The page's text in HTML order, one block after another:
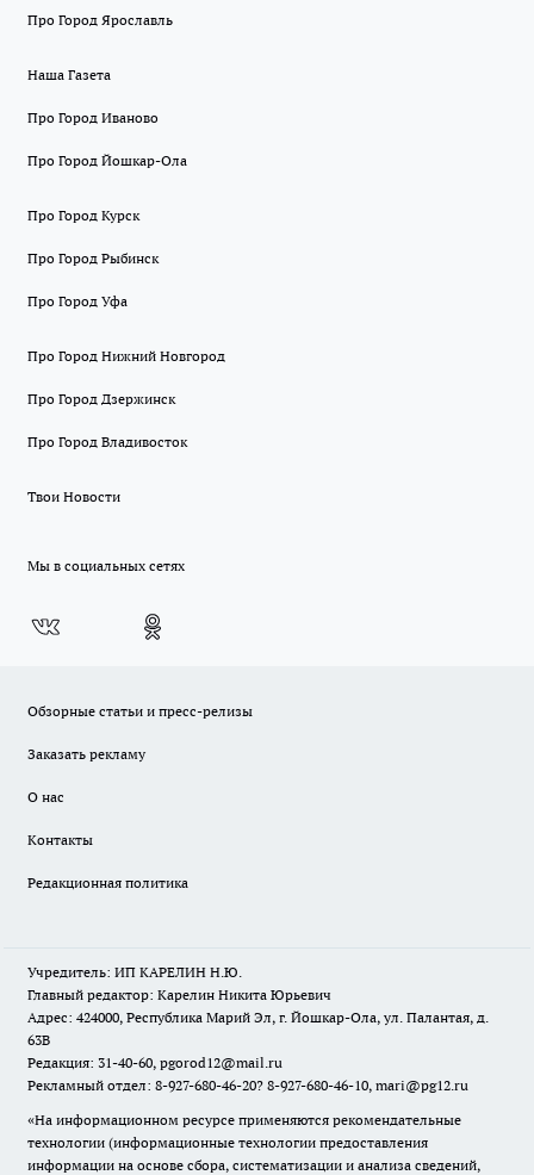
Про Город Ярославль
Наша Газета
Про Город Иваново
Про Город Йошкар-Ола
Про Город Курск
Про Город Рыбинск
Про Город Уфа
Про Город Нижний Новгород
Про Город Дзержинск
Про Город Владивосток
Твои Новости
Мы в социальных сетях
Обзорные статьи и пресс-релизы
Заказать рекламу
О нас
Контакты
Редакционная политика
Учредитель: ИП КАРЕЛИН Н.Ю.
Главный редактор: Карелин Никита Юрьевич
Адрес: 424000, Республика Марий Эл, г. Йошкар-Ола, ул. Палантая, д.
63В
Редакция: 31-40-60, pgorod12@mail.ru
Рекламный отдел: 8-927-680-46-20? 8-927-680-46-10, mari@pg12.ru
«На информационном ресурсе применяются рекомендательные
технологии (информационные технологии предоставления
информации на основе сбора, систематизации и анализа сведений,